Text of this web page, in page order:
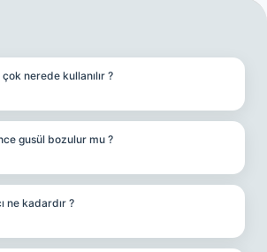
nerede kullanılır ?
gusül bozulur mu ?
ne kadardır ?